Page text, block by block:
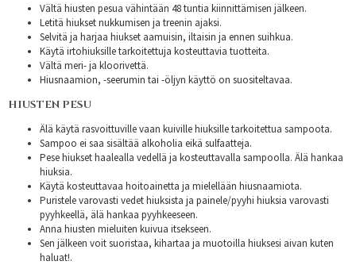
Vältä hiusten pesua vähintään 48 tuntia kiinnittämisen jälkeen.
Letitä hiukset nukkumisen ja treenin ajaksi.
Selvitä ja harjaa hiukset aamuisin, iltaisin ja ennen suihkua.
Käytä irtohiuksille tarkoitettuja kosteuttavia tuotteita.
Vältä meri- ja kloorivettä.
Hiusnaamion, -seerumin tai -öljyn käyttö on suositeltavaa.
HIUSTEN PESU
Älä käytä rasvoittuville vaan kuiville hiuksille tarkoitettua sampoota.
Sampoo ei saa sisältää alkoholia eikä sulfaatteja.
Pese hiukset haalealla vedellä ja kosteuttavalla sampoolla. Älä hankaa
hiuksia.
Käytä kosteuttavaa hoitoainetta ja mielellään hiusnaamiota.
Puristele varovasti vedet hiuksista ja painele/pyyhi hiuksia varovasti
pyyhkeellä, älä hankaa pyyhkeeseen.
Anna hiusten mieluiten kuivua itsekseen.
Sen jälkeen voit suoristaa, kihartaa ja muotoilla hiuksesi aivan kuten
haluat!.